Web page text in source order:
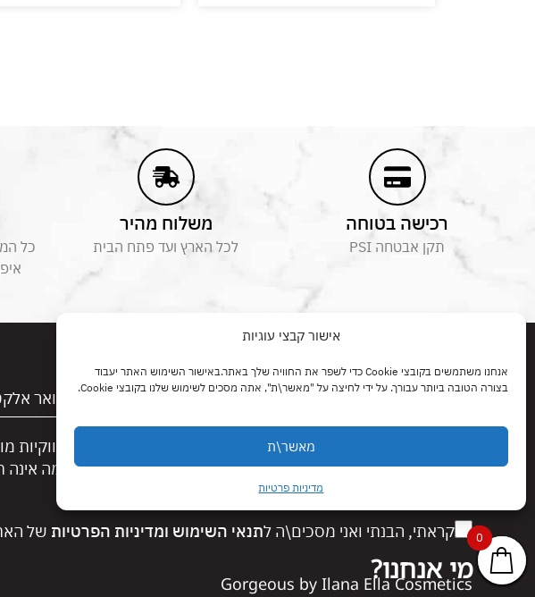
אישור קבצי עוגיות
אנחנו משתמשים בקובצי Cookie כדי לשפר את החוויה שלך באתר.באישור השימוש האתר יעבוד
בצורה הטובה ביותר עבורך. על ידי לחיצה על "מאשר\ת", אתה מסכים לשימוש שלנו בקובצי Cookie.
מאשר\ת
מדיניות פרטיות
רכישה בטוחה
תקן אבטחה PSI
משלוח מהיר
לכל הארץ ועד פתח הבית
כל
בואי נדבר
אני מסכימה לקבל הודעות קידום מכירות אוטומטיות והודעות
טכנולוגיה אוטומטית כולל דואר אלקטרוני והודעות טקסט. הסכמה
קראתי, הבנתי ואני מסכים\ה לתנאי השימוש ומדיניות הפרטיות של
מי אנחנו?
Gorgeous by Ilana Ella Cosmetics
0
0
0